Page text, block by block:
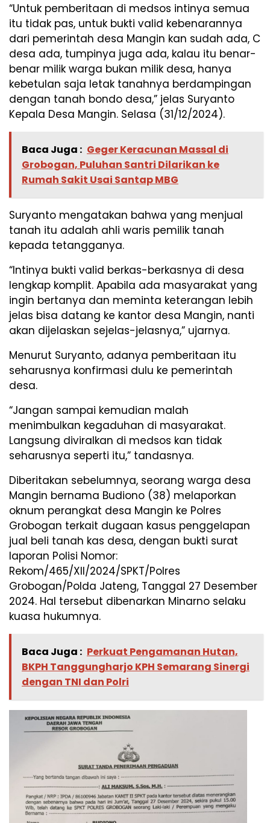
“Untuk pemberitaan di medsos intinya semua
itu tidak pas, untuk bukti valid kebenarannya
dari pemerintah desa Mangin kan sudah ada, C
desa ada, tumpinya juga ada, kalau itu benar-
benar milik warga bukan milik desa, hanya
kebetulan saja letak tanahnya berdampingan
dengan tanah bondo desa,” jelas Suryanto
Kepala Desa Mangin. Selasa (31/12/2024).
Baca Juga : Geger Keracunan Massal di
Grobogan, Puluhan Santri Dilarikan ke
Rumah Sakit Usai Santap MBG
Suryanto mengatakan bahwa yang menjual
tanah itu adalah ahli waris pemilik tanah
kepada tetangganya.
“Intinya bukti valid berkas-berkasnya di desa
lengkap komplit. Apabila ada masyarakat yang
ingin bertanya dan meminta keterangan lebih
jelas bisa datang ke kantor desa Mangin, nanti
akan dijelaskan sejelas-jelasnya,” ujarnya.
Menurut Suryanto, adanya pemberitaan itu
seharusnya konfirmasi dulu ke pemerintah
desa.
“Jangan sampai kemudian malah
menimbulkan kegaduhan di masyarakat.
Langsung diviralkan di medsos kan tidak
seharusnya seperti itu,” tandasnya.
Diberitakan sebelumnya, seorang warga desa
Mangin bernama Budiono (38) melaporkan
oknum perangkat desa Mangin ke Polres
Grobogan terkait dugaan kasus penggelapan
jual beli tanah kas desa, dengan bukti surat
laporan Polisi Nomor:
Rekom/465/XII/2024/SPKT/Polres
Grobogan/Polda Jateng, Tanggal 27 Desember
2024. Hal tersebut dibenarkan Minarno selaku
kuasa hukumnya.
Baca Juga : Perkuat Pengamanan Hutan,
BKPH Tanggungharjo KPH Semarang Sinergi
dengan TNI dan Polri